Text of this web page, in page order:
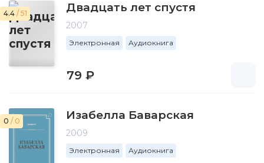
4.4 / 51 Двадцать лет спустя
2007
Электронная Аудиокнига
79 ₽
0 / 0 Изабелла Баварская
2009
Электронная Аудиокнига